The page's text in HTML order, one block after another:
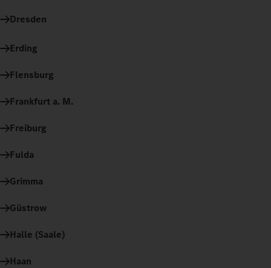
Dresden
Erding
Flensburg
Frankfurt a. M.
Freiburg
Fulda
Grimma
Güstrow
Halle (Saale)
Haan